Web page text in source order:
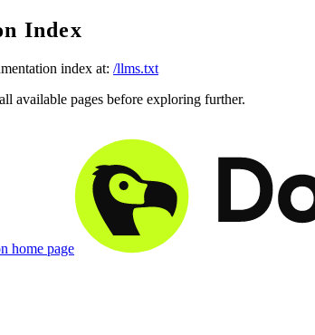
Index
index at: /llms.txt
available pages before exploring further.
home page